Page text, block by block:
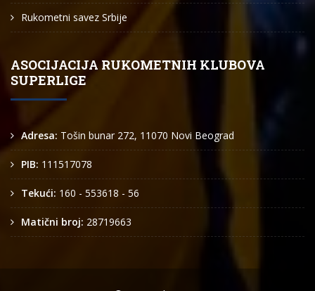
Rukometni savez Srbije
ASOCIJACIJA RUKOMETNIH KLUBOVA
SUPERLIGE
Adresa: Tošin bunar 272, 11070 Novi Beograd
PIB: 111517078
Tekući: 160 - 553618 - 56
Matični broj: 28719663